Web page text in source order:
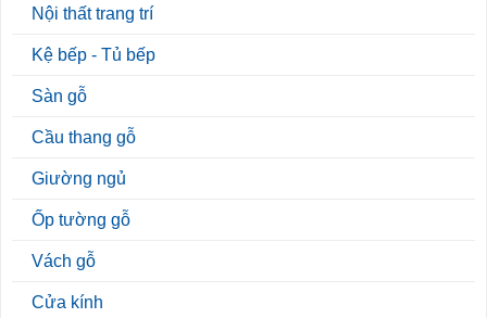
Nội thất trang trí
Kệ bếp - Tủ bếp
Sàn gỗ
Cầu thang gỗ
Giường ngủ
Ốp tường gỗ
Vách gỗ
Cửa kính